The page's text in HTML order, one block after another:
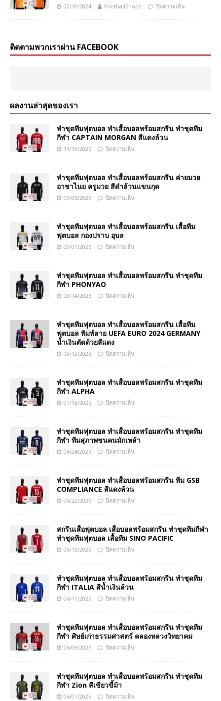
02/10/2024 FootballShopz ปิดความเห็น
ติดตามพวกเราผ่าน FACEBOOK
ผลงานล่าสุดของเรา
ทำชุดทีมฟุตบอล ทำเสื้อบอลพร้อมสกรีน ทำชุดทีม
กีฬา CAPTAIN MORGAN สีแดงล้วน
11/19/2025 ปิดความเห็น
ทำชุดทีมฟุตบอล ทำเสื้อบอลพร้อมสกรีน ค่ายมวย
อาชาไนย ครูมวย สีดำล้วนแขนกุด
09/05/2025 ปิดความเห็น
ทำชุดทีมฟุตบอล ทำเสื้อบอลพร้อมสกรีน เสื้อทีม
ฟุตบอล กองปราบ อุบล
09/01/2025 ปิดความเห็น
ทำชุดทีมฟุตบอล ทำเสื้อบอลพร้อมสกรีน ทำชุดทีม
กีฬา PHONYAO
08/14/2025 ปิดความเห็น
ทำชุดทีมฟุตบอล ทำเสื้อบอลพร้อมสกรีน เสื้อทีม
ฟุตบอล พิมพ์ลาย UEFA EURO 2024 GERMANY
น้ำเงินตัดด้วยสีแดง
08/12/2025 ปิดความเห็น
ทำชุดทีมฟุตบอล ทำเสื้อบอลพร้อมสกรีน ทำชุดทีม
กีฬา ALPHA
07/13/2025 ปิดความเห็น
ทำชุดทีมฟุตบอล ทำเสื้อบอลพร้อมสกรีน ทำชุดทีม
กีฬา ทีมสุภาพชนคนมักเหล้า
06/24/2025 ปิดความเห็น
ทำชุดทีมฟุตบอล ทำเสื้อบอลพร้อมสกรีน ทีม GSB
COMPLIANCE สีแดงล้วน
06/22/2025 ปิดความเห็น
สกรีนเสื้อฟุตบอล เสื้อบอลพร้อมสกรีน ทำชุดทีมกีฬา
ทำชุดทีมฟุตบอล เสื้อทีม SINO PACIFIC
06/13/2025 ปิดความเห็น
ทำชุดทีมฟุตบอล ทำเสื้อบอลพร้อมสกรีน ทำชุดทีม
กีฬา ITALIA สีน้ำเงินล้วน
06/11/2025 ปิดความเห็น
ทำชุดทีมฟุตบอล ทำเสื้อบอลพร้อมสกรีน ทำชุดทีม
กีฬา ศิษย์เก่าธรรมศาสตร์ คลองหลวงวิทยาคม
06/09/2025 ปิดความเห็น
ทำชุดทีมฟุตบอล ทำเสื้อบอลพร้อมสกรีน ทำชุดทีม
กีฬา Zion สีเขียวขี้ม้า
06/07/2025 ปิดความเห็น